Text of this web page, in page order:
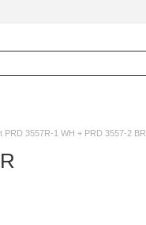
PRD 3557R-1 WH + PRD 3557-2 BR